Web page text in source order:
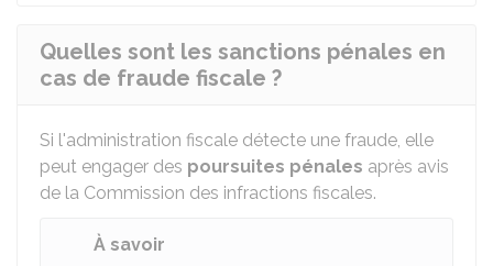
Quelles sont les sanctions pénales en
cas de fraude fiscale ?
Si l'administration fiscale détecte une fraude, elle
peut engager des poursuites pénales après avis
de la Commission des infractions fiscales.
À savoir